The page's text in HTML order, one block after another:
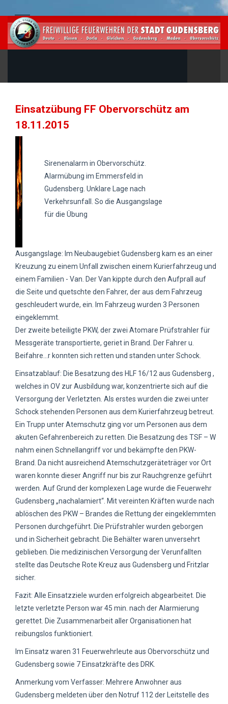
Einsatzübung FF Obervorschütz am
18.11.2015
Sirenenalarm in Obervorschütz.
Alarmübung im Emmersfeld in
Gudensberg. Unklare Lage nach
Verkehrsunfall. So die Ausgangslage
für die Übung
Ausgangslage: Im Neubaugebiet Gudensberg kam es an einer
Kreuzung zu einem Unfall zwischen einem Kurierfahrzeug und
einem Familien - Van. Der Van kippte durch den Aufprall auf
die Seite und quetschte den Fahrer, der aus dem Fahrzeug
geschleudert wurde, ein. Im Fahrzeug wurden 3 Personen
eingeklemmt.
Der zweite beteiligte PKW, der zwei Atomare Prüfstrahler für
Messgeräte transportierte, geriet in Brand. Der Fahrer u.
Beifahre...r konnten sich retten und standen unter Schock.
Einsatzablauf: Die Besatzung des HLF 16/12 aus Gudensberg ,
welches in OV zur Ausbildung war, konzentrierte sich auf die
Versorgung der Verletzten. Als erstes wurden die zwei unter
Schock stehenden Personen aus dem Kurierfahrzeug betreut.
Ein Trupp unter Atemschutz ging vor um Personen aus dem
akuten Gefahrenbereich zu retten. Die Besatzung des TSF – W
nahm einen Schnellangriff vor und bekämpfte den PKW-
Brand. Da nicht ausreichend Atemschutzgeräteträger vor Ort
waren konnte dieser Angriff nur bis zur Rauchgrenze geführt
werden. Auf Grund der komplexen Lage wurde die Feuerwehr
Gudensberg „nachalamiert“. Mit vereinten Kräften wurde nach
ablöschen des PKW – Brandes die Rettung der eingeklemmten
Personen durchgeführt. Die Prüfstrahler wurden geborgen
und in Sicherheit gebracht. Die Behälter waren unversehrt
geblieben. Die medizinischen Versorgung der Verunfallten
stellte das Deutsche Rote Kreuz aus Gudensberg und Fritzlar
sicher.
Fazit: Alle Einsatzziele wurden erfolgreich abgearbeitet. Die
letzte verletzte Person war 45 min. nach der Alarmierung
gerettet. Die Zusammenarbeit aller Organisationen hat
reibungslos funktioniert.
Im Einsatz waren 31 Feuerwehrleute aus Obervorschütz und
Gudensberg sowie 7 Einsatzkräfte des DRK.
Anmerkung vom Verfasser: Mehrere Anwohner aus
Gudensberg meldeten über den Notruf 112 der Leitstelle des